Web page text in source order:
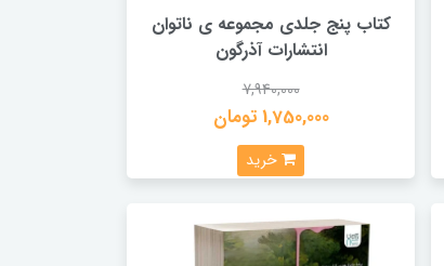
کتاب پنج جلدی مجموعه ی ناتوان
انتشارات آذرگون
7,940,000
1,750,000 تومان
خرید